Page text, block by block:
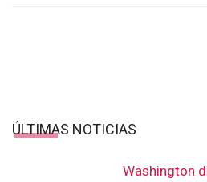
ÚLTIMAS NOTICIAS
Washington